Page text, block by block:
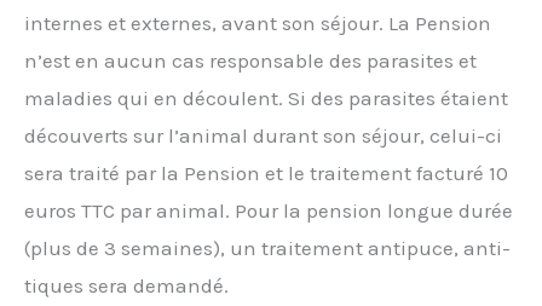
internes et externes, avant son séjour. La Pension
n’est en aucun cas responsable des parasites et
maladies qui en découlent. Si des parasites étaient
découverts sur l’animal durant son séjour, celui-ci
sera traité par la Pension et le traitement facturé 10
euros TTC par animal. Pour la pension longue durée
(plus de 3 semaines), un traitement antipuce, anti-
tiques sera demandé.